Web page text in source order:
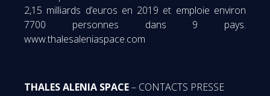
2,15 milliards d’euros en 2019 et emploie environ
7700 personnes dans 9 pays.
www.thalesaleniaspace.com
THALES ALENIA SPACE– CONTACTS PRESSE